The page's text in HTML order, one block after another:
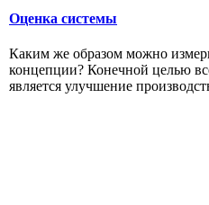
Оценка системы
Каким же образом можно
концепции? Конечной целью
является улучшение